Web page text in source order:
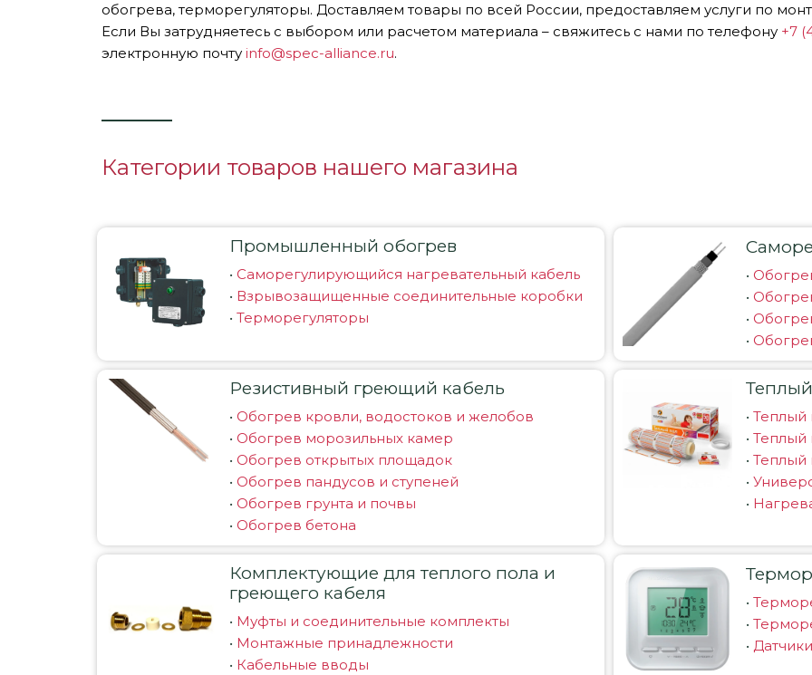
обогрева, терморегуляторы. Доставляем товары по всей России, предоставляем услуги по
Если Вы затрудняетесь с выбором или расчетом материала – свяжитесь с нами по телефону +7
электронную почту info@spec-alliance.ru.
Категории товаров нашего магазина
Промышленный обогрев
• Саморегулирующийся нагревательный кабель
• Взрывозащищенные соединительные коробки
•Терморегуляторы
•
•
•
•
Резистивный греющий кабель
• Обогрев кровли, водостоков и желобов
• Обогрев морозильных камер
• Обогрев открытых площадок
• Обогрев пандусов и ступеней
• Обогрев грунта и почвы
• Обогрев бетона
•Теплый
•Теплый
•Теплый
•
•
Комплектующие для теплого пола и
греющего кабеля
• Муфты и соединительные комплекты
• Монтажные принадлежности
• Кабельные вводы
•
•
•